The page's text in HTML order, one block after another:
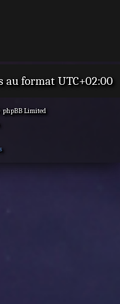
au format UTC+02:00
Limited